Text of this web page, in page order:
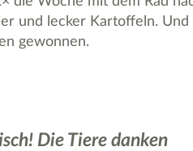
und lecker Kartoffeln.
gewonnen.
Die Tiere danken